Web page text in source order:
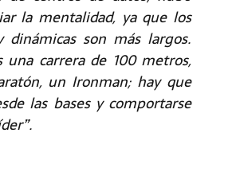
la mentalidad, ya que los
dinámicas son más largos.
una carrera de 100 metros,
un Ironman; hay que
las bases y comportarse